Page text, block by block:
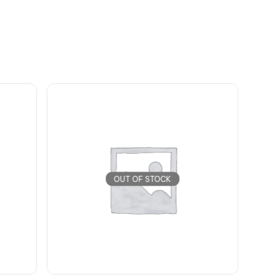
OUT OF STOCK